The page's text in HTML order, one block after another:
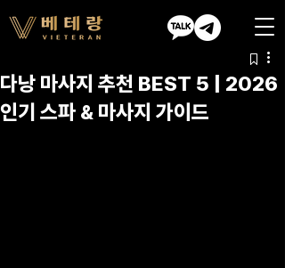
다낭 마사지 추천 BEST 5 | 2026
인기 스파 & 마사지 가이드